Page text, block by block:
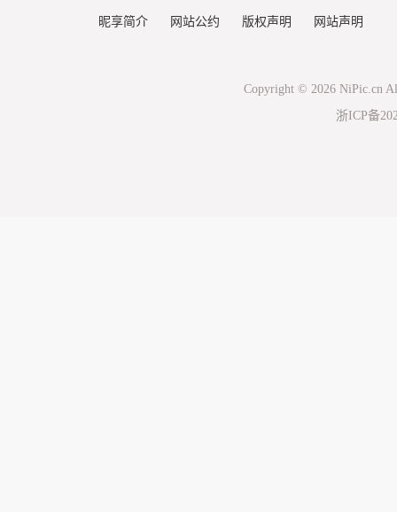
昵享简介 网站公约 版权声明 网站声明
Copyright © 2026 NiPic.cn
浙ICP备